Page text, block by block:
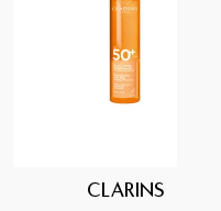
CLARINS